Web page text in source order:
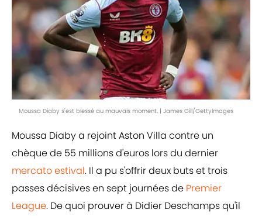
Moussa Diaby s'est blessé au mauvais moment. | James Gill/GettyImages
Moussa Diaby a rejoint Aston Villa contre un
chèque de 55 millions d'euros lors du dernier
mercato estival. Il a pu s'offrir deux buts et trois
passes décisives en sept journées de Premier
League. De quoi prouver à Didier Deschamps qu'il